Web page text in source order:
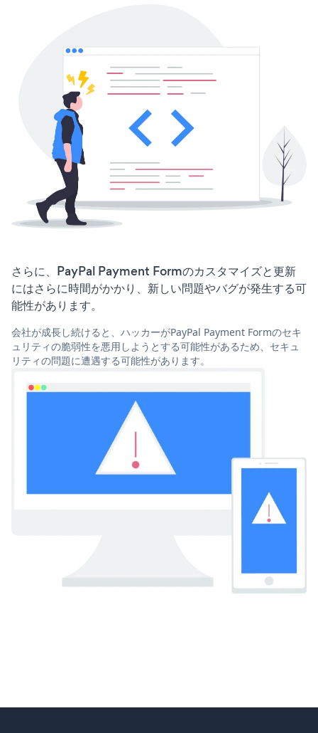
さらに、PayPal Payment Formのカスタマイズと更新
にはさらに時間がかかり、新しい問題やバグが発生する可
能性があります。
会社が成長し続けると、ハッカーがPayPal Payment Formのセキ
ュリティの脆弱性を悪用しようとする可能性があるため、セキュ
リティの問題に遭遇する可能性があります。